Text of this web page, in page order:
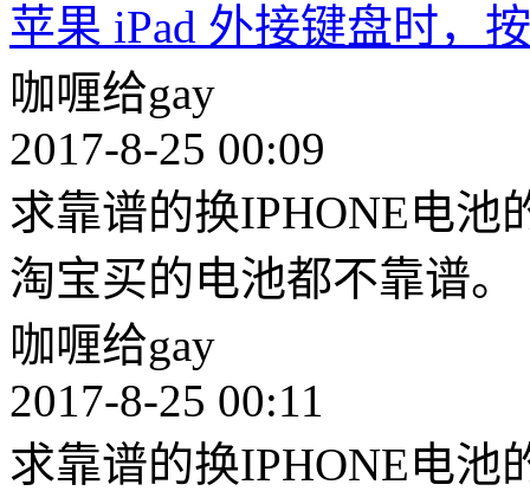
苹果 iPad 外接键盘时，
咖喱给gay
2017-8-25 00:09
求靠谱的换IPHONE电池
淘宝买的电池都不靠谱。
咖喱给gay
2017-8-25 00:11
求靠谱的换IPHONE电池